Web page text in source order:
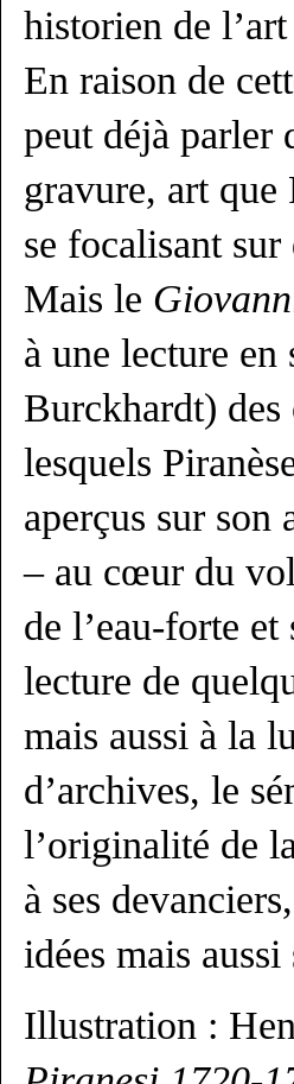
historien de
En raison de
peut déjà parler
gravure, art
se focalisant sur
Mais le
à une lecture
Burckhardt) des
lesquels
aperçus sur son
– au cœur du
de l’eau-forte
lecture de
mais aussi à la
d’archives, le
l’originalité de
à ses
idées mais
Illustration :